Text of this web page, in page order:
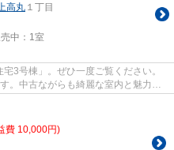
高丸 １丁目
中： 1室
3号棟」。ぜひ一度ご覧ください。
。中古ながらも綺麗な室内と魅力的
費 10,000円)